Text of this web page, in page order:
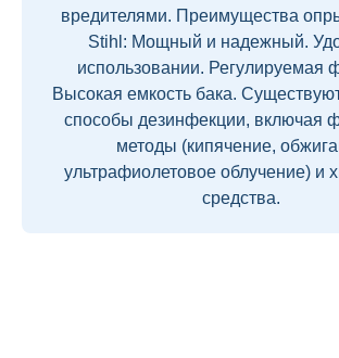
вредителями. Преимущества
Stihl: Мощный и надежный.
использовании. Регулируемая
Высокая емкость бака.
способы дезинфекции, включая
методы (кипячение,
ультрафиолетовое облучение) и
средства.